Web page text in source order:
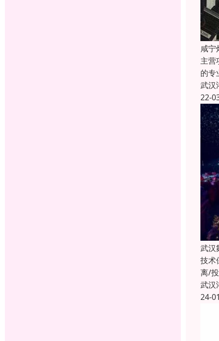
咸宁
主营
的专
武汉
22-
武汉
技术
离/
武汉
24-